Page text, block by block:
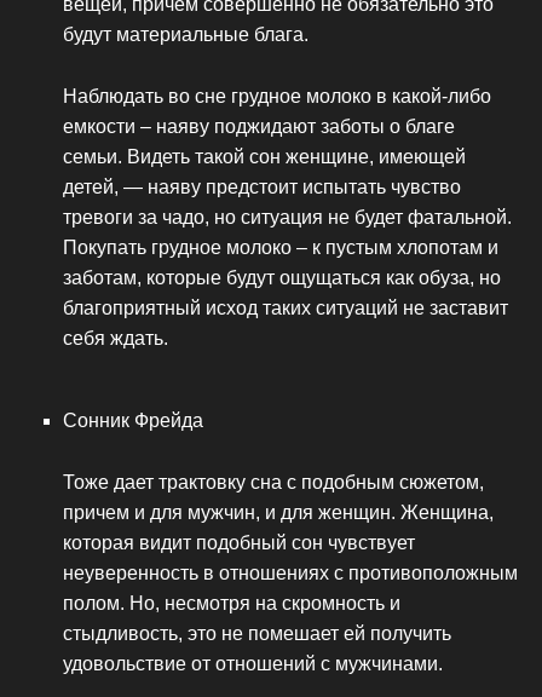
вещей, причем совершенно не обязательно это
будут материальные блага.
Наблюдать во сне грудное молоко в какой-либо
емкости – наяву поджидают заботы о благе
семьи. Видеть такой сон женщине, имеющей
детей, — наяву предстоит испытать чувство
тревоги за чадо, но ситуация не будет фатальной.
Покупать грудное молоко – к пустым хлопотам и
заботам, которые будут ощущаться как обуза, но
благоприятный исход таких ситуаций не заставит
себя ждать.
Сонник Фрейда
Тоже дает трактовку сна с подобным сюжетом,
причем и для мужчин, и для женщин. Женщина,
которая видит подобный сон чувствует
неуверенность в отношениях с противоположным
полом. Но, несмотря на скромность и
стыдливость, это не помешает ей получить
удовольствие от отношений с мужчинами.